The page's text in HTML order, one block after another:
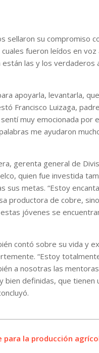
sellaron su compromiso
fueron leídos en voz
las y los
apoyarla, levantarla,
Francisco Luizaga,
muy emocionada por
me ayudaron
gerenta general de
quien fue investida
metas. “Estoy
productora de cobre,
jóvenes se
contó sobre su vida y
“Estoy
a nosotras las
definidas, que tienen
la producción